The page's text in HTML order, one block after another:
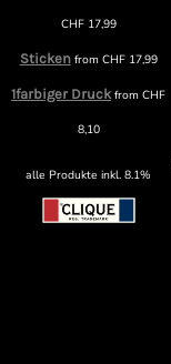
CHF17,99
Stickenfrom CHF17,99
1farbiger DruckfromCHF
8,10
alle Produkte inkl. 8.1%